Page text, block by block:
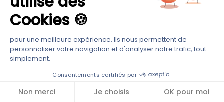
Shu Zhang, CEO, Pandobac
Dalila Ziane, CFO, Impact Partners
Ismaël Ziani, CEO, RegMind
Cookies 🍪
pour une meilleure expérience. Ils nous permettent de
personnaliser votre navigation et d'analyser notre trafic, tout
simplement.
Consentements certifiés par
Non merci Je choisis OK pour moi